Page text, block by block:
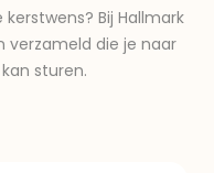
Bij Hallmark
verzameld die je naar
sturen.